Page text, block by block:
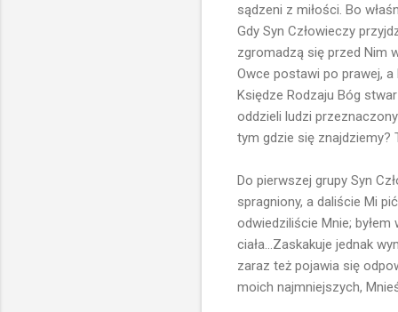
sądzeni z miłości. Bo
Gdy Syn Człowieczy
zgromadzą się przed Nim
Owce postawi po prawej,
Księdze Rodzaju Bóg
oddzieli ludzi
tym gdzie się znajdziemy?
Do pierwszej grupy Syn
spragniony, a daliście Mi
odwiedziliście Mnie;
ciała...Zaskakuje jednak
zaraz też pojawia się
moich najmniejszych,